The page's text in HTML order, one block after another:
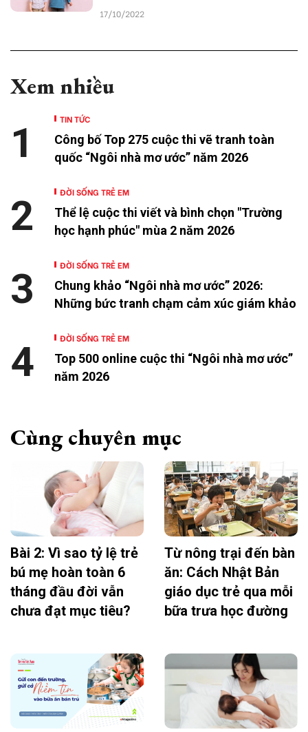
17/10/2022
Xem nhiều
TIN TỨC
Công bố Top 275 cuộc thi vẽ tranh toàn
quốc “Ngôi nhà mơ ước” năm 2026
1
ĐỜI SỐNG TRẺ EM
Thể lệ cuộc thi viết và bình chọn "Trường
học hạnh phúc" mùa 2 năm 2026
2
ĐỜI SỐNG TRẺ EM
Chung khảo “Ngôi nhà mơ ước” 2026:
Những bức tranh chạm cảm xúc giám khảo
3
ĐỜI SỐNG TRẺ EM
Top 500 online cuộc thi “Ngôi nhà mơ ước”
năm 2026
4
Cùng chuyên mục
Bài 2: Vì sao tỷ lệ trẻ
bú mẹ hoàn toàn 6
tháng đầu đời vẫn
chưa đạt mục tiêu?
Từ nông trại đến bàn
ăn: Cách Nhật Bản
giáo dục trẻ qua mỗi
bữa trưa học đường